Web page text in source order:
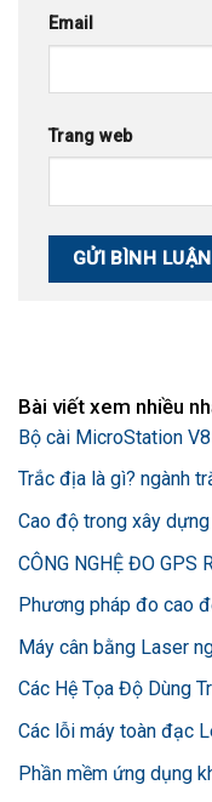
Email
Trang web
Bài viết xem nhiều
Bộ cài MicroStation
Trắc địa là gì? ngành
Cao độ trong xây
CÔNG NGHỆ ĐO GPS
Phương pháp đo cao
Máy cân bằng Laser
Các Hệ Tọa Độ Dùng
Các lỗi máy toàn đạc
Phần mềm ứng dụng